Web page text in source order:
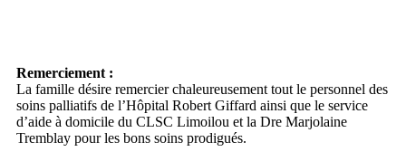
Remerciement :
La famille désire remercier chaleureusement tout le personnel des
soins palliatifs de l’Hôpital Robert Giffard ainsi que le service
d’aide à domicile du CLSC Limoilou et la Dre Marjolaine
Tremblay pour les bons soins prodigués.